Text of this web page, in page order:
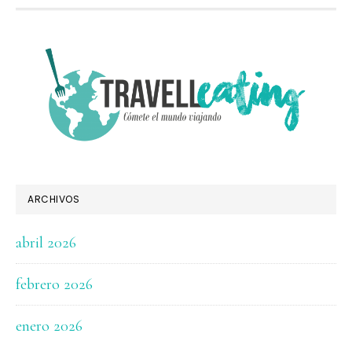
FOOTER
ARCHIVOS
abril 2026
febrero 2026
enero 2026